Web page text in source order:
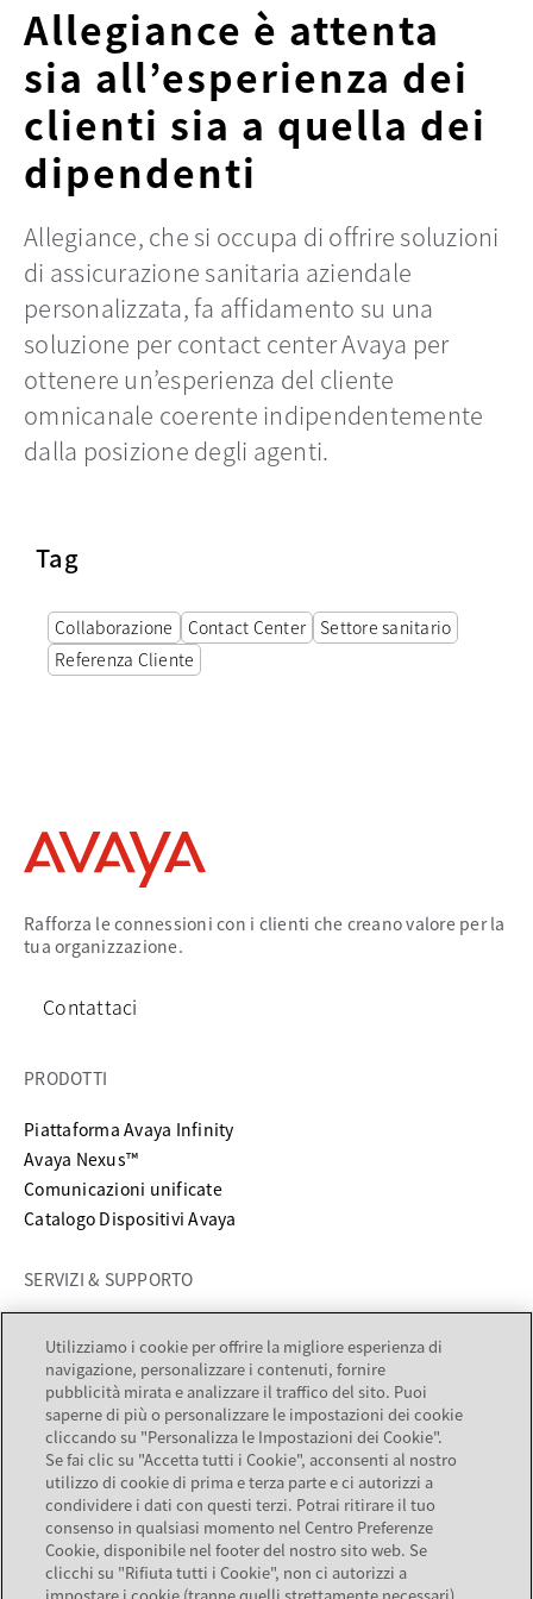
Allegiance è attenta
sia all’esperienza dei
clienti sia a quella dei
dipendenti
Allegiance, che si occupa di offrire soluzioni
di assicurazione sanitaria aziendale
personalizzata, fa affidamento su una
soluzione per contact center Avaya per
ottenere un’esperienza del cliente
omnicanale coerente indipendentemente
dalla posizione degli agenti.
Tag
Collaborazione Contact Center
Settore sanitario
Referenza Cliente
Rafforza le connessioni con i clienti che creano valore per la
tua organizzazione.
Contattaci
PRODOTTI
Piattaforma Avaya Infinity
Avaya Nexus™
Comunicazioni unificate
Catalogo Dispositivi Avaya
SERVIZI & SUPPORTO
Documentazionesi apre in una nuova scheda
Servizi
Partner locator
AZIENDA
Informazioni su Avaya
Opportunità di lavoro
Relazioni con gli investitori
Utilizziamo i cookie per offrire la migliore esperienza di
navigazione, personalizzare i contenuti, fornire
pubblicità mirata e analizzare il traffico del sito. Puoi
saperne di più o personalizzare le impostazioni dei cookie
cliccando su "Personalizza le Impostazioni dei Cookie".
Se fai clic su "Accetta tutti i Cookie", acconsenti al nostro
utilizzo di cookie di prima e terza parte e ci autorizzi a
condividere i dati con questi terzi. Potrai ritirare il tuo
consenso in qualsiasi momento nel Centro Preferenze
Cookie, disponibile nel footer del nostro sito web. Se
clicchi su "Rifiuta tutti i Cookie", non ci autorizzi a